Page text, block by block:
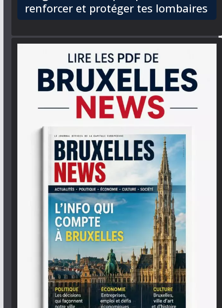
renforcer et protéger tes lombaires